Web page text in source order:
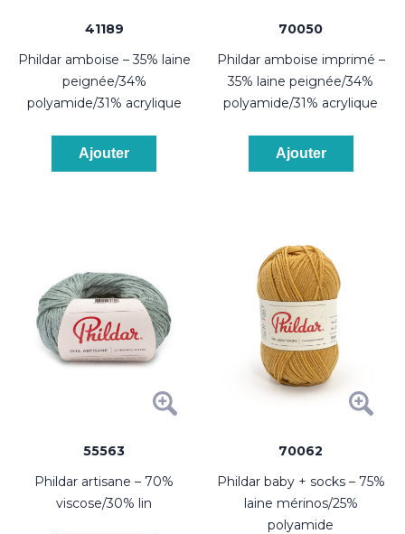
41189
phildar amboise – 35% laine
peignée/34%
polyamide/31% acrylique
Ajouter
70050
phildar amboise imprimé –
35% laine peignée/34%
polyamide/31% acrylique
Ajouter
55563
phildar artisane – 70%
viscose/30% lin
70062
phildar baby + socks – 75%
laine mérinos/25%
polyamide